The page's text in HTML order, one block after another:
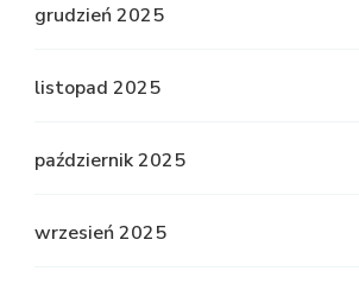
grudzień 2025
listopad 2025
październik 2025
wrzesień 2025